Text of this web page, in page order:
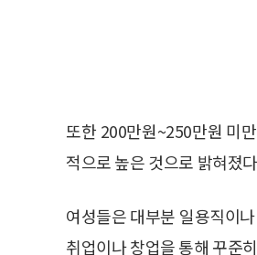
또한 200만원~250만원 미
적으로 높은 것으로 밝혀졌
여성들은 대부분 일용직이
취업이나 창업을 통해 꾸준